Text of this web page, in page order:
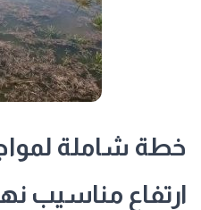
خطة شاملة
ارتفاع مناسيب